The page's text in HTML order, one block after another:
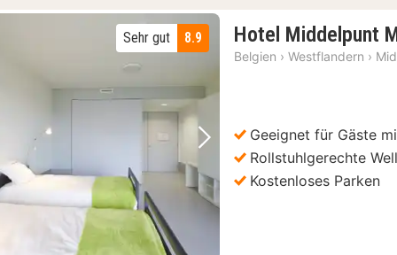
Vorheriges Bild Nächstes Bild
8.9
Sehr gut Hotel Middelpunt
Belgien › Westflandern ›
Geeignet für Gäste
Rollstuhlgerechte
Kostenloses Parken